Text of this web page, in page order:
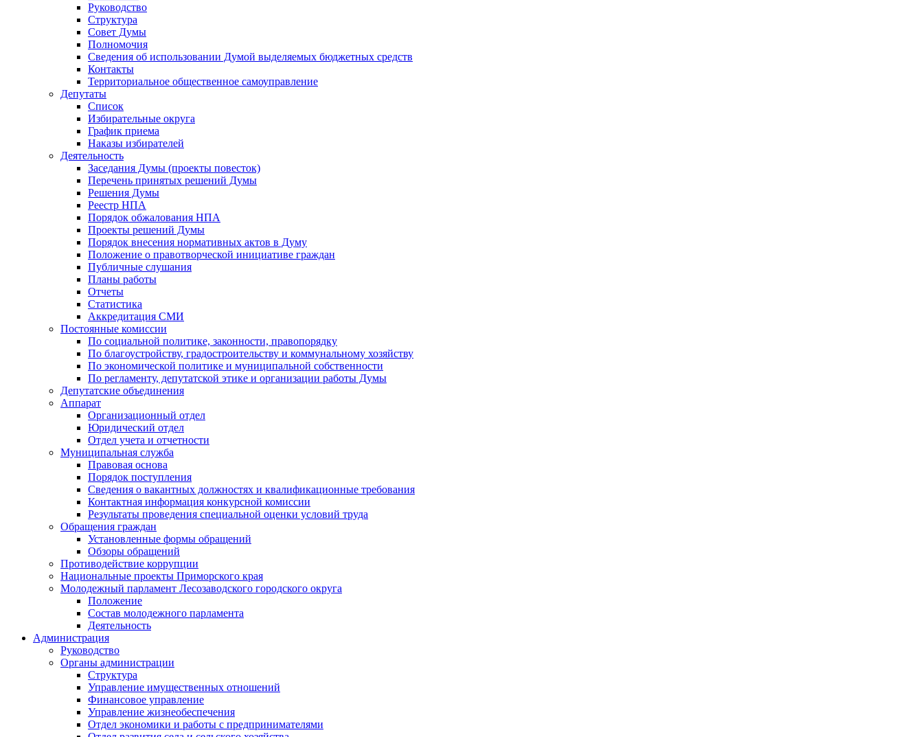
Руководство
Структура
Совет Думы
Полномочия
Сведения об использовании Думой выделяемых бюджетных средств
Контакты
Территориальное общественное самоуправление
Депутаты
Список
Избирательные округа
График приема
Наказы избирателей
Деятельность
Заседания Думы (проекты повесток)
Перечень принятых решений Думы
Решения Думы
Реестр НПА
Порядок обжалования НПА
Проекты решений Думы
Порядок внесения нормативных актов в Думу
Положение о правотворческой инициативе граждан
Публичные слушания
Планы работы
Отчеты
Статистика
Аккредитация СМИ
Постоянные комиссии
По социальной политике, законности, правопорядку
По благоустройству, градостроительству и коммунальному хозяйству
По экономической политике и муниципальной собственности
По регламенту, депутатской этике и организации работы Думы
Депутатские объединения
Аппарат
Организационный отдел
Юридический отдел
Отдел учета и отчетности
Муниципальная служба
Правовая основа
Порядок поступления
Сведения о вакантных должностях и квалификационные требования
Контактная информация конкурсной комиссии
Результаты проведения специальной оценки условий труда
Обращения граждан
Установленные формы обращений
Обзоры обращений
Противодействие коррупции
Национальные проекты Приморского края
Молодежный парламент Лесозаводского городского округа
Положение
Состав молодежного парламента
Деятельность
Администрация
Руководство
Органы администрации
Структура
Управление имущественных отношений
Финансовое управление
Управление жизнеобеспечения
Отдел экономики и работы с предпринимателями